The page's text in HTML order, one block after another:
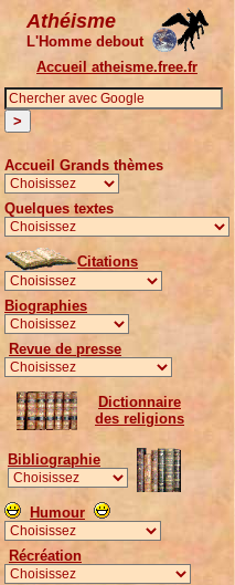
Athéisme
L'Homme debout
Accueil atheisme.free.fr
Accueil Grands thèmes
Quelques textes
Citations
Biographies
Revue de presse
Dictionnaire
des religions
Bibliographie
Humour
Récréation